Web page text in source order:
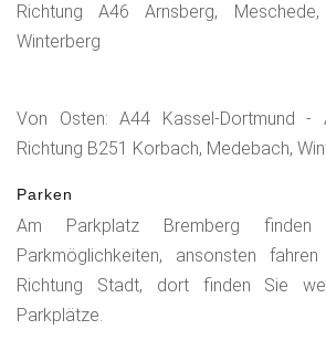
Richtung A46 Arnsberg,
Winterberg
Von Osten: A44 Kassel-Dortmund -
Richtung B251 Korbach, Medebach,
Parken
Am Parkplatz Bremberg finden
Parkmöglichkeiten, ansonsten
Richtung Stadt, dort finden Sie
Parkplätze.